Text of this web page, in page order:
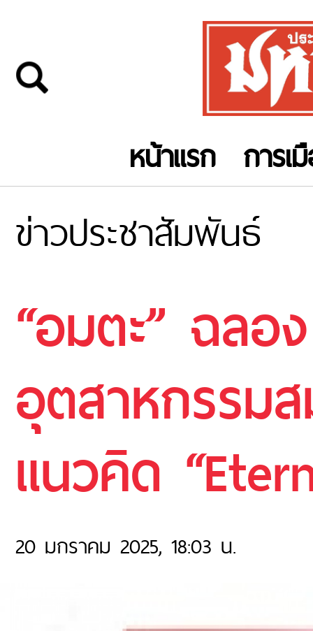
หน้าแรก การเ
ข่าวประชาสัมพันธ์
“อมตะ” ฉลอ
อุตสาหกรรม
แนวคิด
20 มกราคม 2025, 18:03 น.